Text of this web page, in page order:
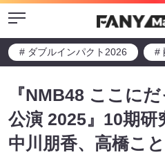
Menu
# ダブルインパクト2026 #
『NMB48 ここに
公演 2025』10期研
中川朋香、高橋こ